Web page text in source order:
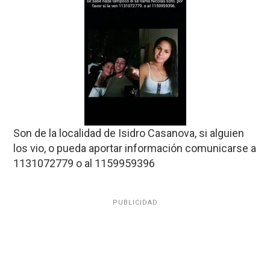
Son de la localidad de Isidro Casanova, si alguien
los vio, o pueda aportar información comunicarse a
1131072779 o al 1159959396
PUBLICIDAD